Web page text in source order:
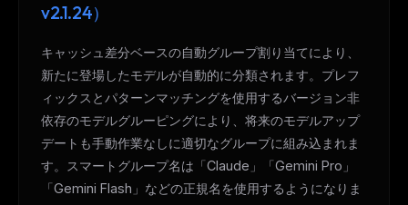
v2.1.24）
キャッシュ差分ベースの自動グループ割り当てにより、
新たに登場したモデルが自動的に分類されます。プレフ
ィックスとパターンマッチングを使用するバージョン非
依存のモデルグルーピングにより、将来のモデルアップ
デートも手動作業なしに適切なグループに組み込まれま
す。スマートグループ名は「Claude」「Gemini Pro」
「Gemini Flash」などの正規名を使用するようになりま